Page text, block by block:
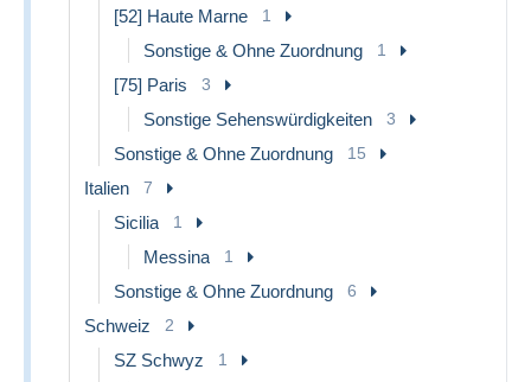
[52] Haute Marne 1
Sonstige & Ohne Zuordnung 1
[75] Paris 3
Sonstige Sehenswürdigkeiten 3
Sonstige & Ohne Zuordnung 15
Italien 7
Sicilia 1
Messina 1
Sonstige & Ohne Zuordnung 6
Schweiz 2
SZ Schwyz 1